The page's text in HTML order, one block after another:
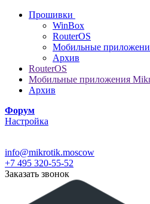
Прошивки
WinBox
RouterOS
Мобильные
Архив
RouterOS
Мобильные приложения
Архив
Форум
Настройка
info@mikrotik.moscow
+7 495 320-55-52
Заказать звонок